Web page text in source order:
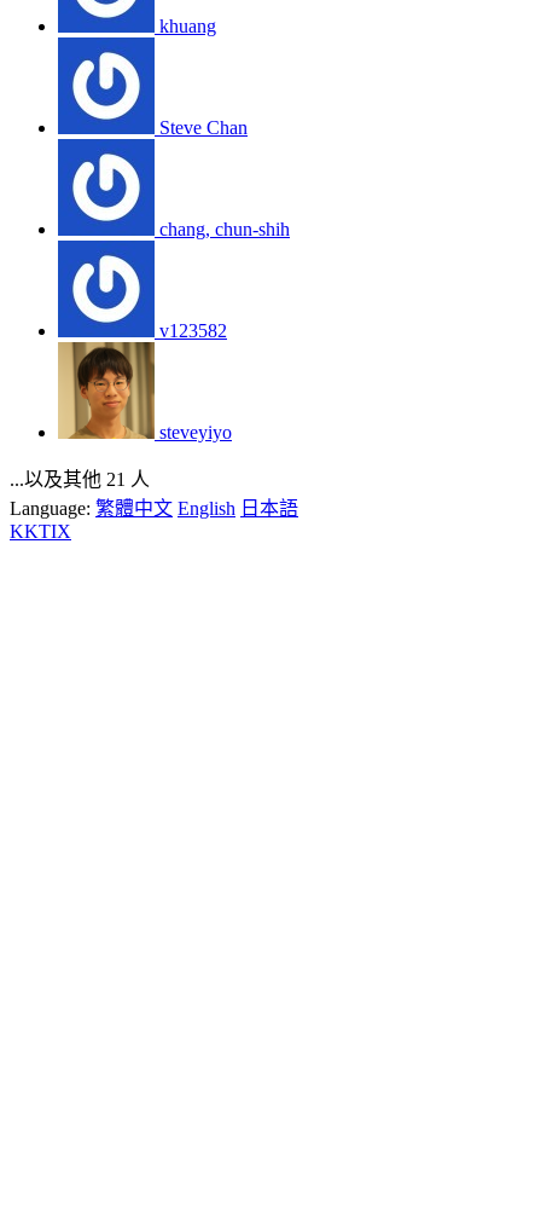
khuang
Steve Chan
chang, chun-shih
v123582
steveyiyo
...以及其他 21 人
Language: 繁體中文 English 日本語
KKTIX